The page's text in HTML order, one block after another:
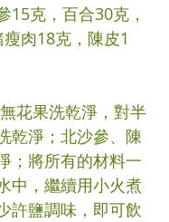
15克，百合30克，
肉18克，陳皮1
花果洗乾淨，對半
乾淨；北沙參、陳
；將所有的材料一
中，繼續用小火煮
許鹽調味，即可飲